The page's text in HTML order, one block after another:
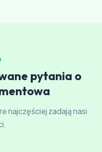
pytania o
najczęściej zadają nasi